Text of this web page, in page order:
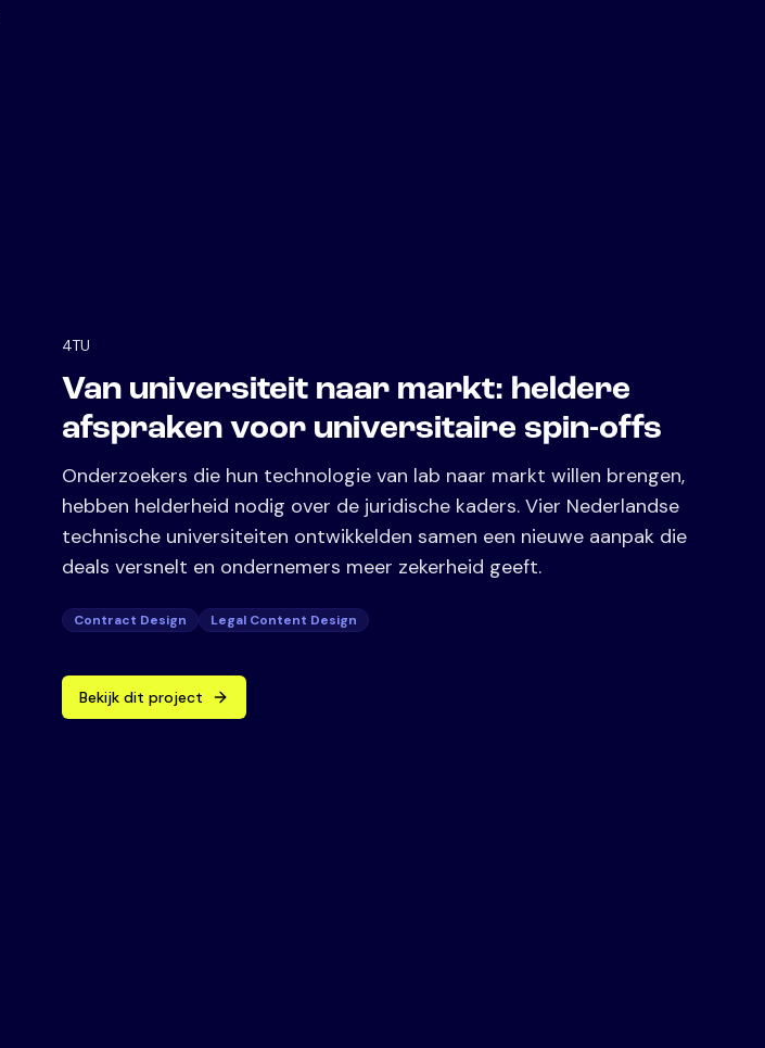
4TU
Van universiteit naar markt: heldere
afspraken voor universitaire spin-offs
Onderzoekers die hun technologie van lab naar markt willen brengen,
hebben helderheid nodig over de juridische kaders. Vier Nederlandse
technische universiteiten ontwikkelden samen een nieuwe aanpak die
deals versnelt en ondernemers meer zekerheid geeft.
Contract Design Legal Content Design
Bekijk dit project